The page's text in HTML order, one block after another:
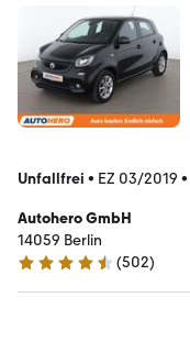
Unfallfrei • EZ 03/2019 •
Autohero GmbH
14059 Berlin
4.5 Sterne
(502)